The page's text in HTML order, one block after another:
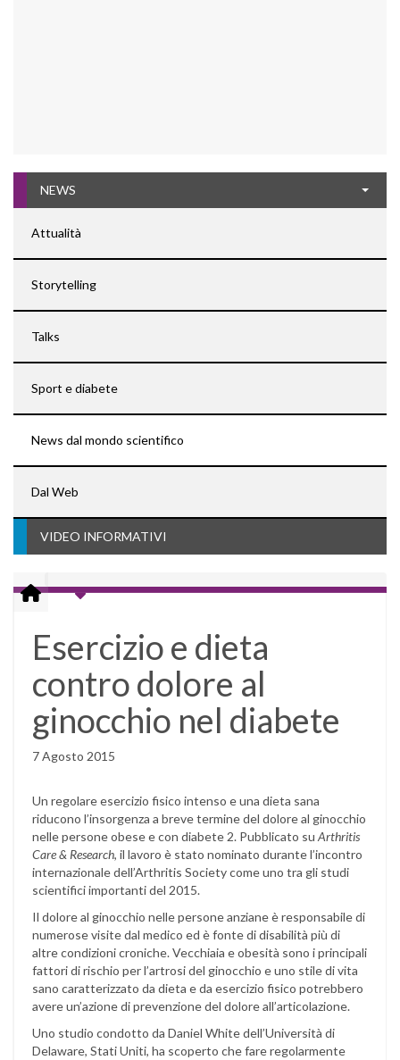
NEWS
Attualità
Storytelling
Talks
Sport e diabete
News dal mondo scientifico
Dal Web
VIDEO INFORMATIVI
Esercizio e dieta
contro dolore al
ginocchio nel diabete
7 Agosto 2015
Un regolare esercizio fisico intenso e una dieta sana
riducono l’insorgenza a breve termine del dolore al ginocchio
nelle persone obese e con diabete 2. Pubblicato su Arthritis
Care & Research, il lavoro è stato nominato durante l’incontro
internazionale dell’Arthritis Society come uno tra gli studi
scientifici importanti del 2015.
Il dolore al ginocchio nelle persone anziane è responsabile di
numerose visite dal medico ed è fonte di disabilità più di
altre condizioni croniche. Vecchiaia e obesità sono i principali
fattori di rischio per l’artrosi del ginocchio e uno stile di vita
sano caratterizzato da dieta e da esercizio fisico potrebbero
avere un’azione di prevenzione del dolore all’articolazione.
Uno studio condotto da Daniel White dell’Università di
Delaware, Stati Uniti, ha scoperto che fare regolarmente